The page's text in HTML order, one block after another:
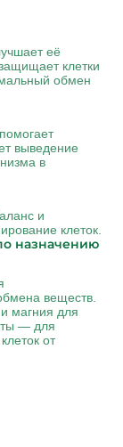
её
клетки
обмен
выведение
в
и
клеток.
назначению
веществ.
магния для
— для
от